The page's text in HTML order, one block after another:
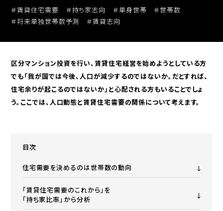
＃賃貸住宅需要 ＃持ち家志向 ＃単身世帯
＃世帯数
＃将来単独世帯数予測
＃賃貸志向
区分マンション投資を行い、賃貸住宅経営を始めようとしている方
でも「我が国では今後、人口が減少するのではないか。だとすれば、
住宅余りが起こるのではないか」と心配される方もいることでしょ
う。ここでは、人口動態と賃貸住宅需要の関係について考えます。
目次
住宅需要を決めるのは世帯数の動向
「賃貸住宅需要のこれから」を
「持ち家比率」から分析
投資用
区分マンションを探す
無料売却査定